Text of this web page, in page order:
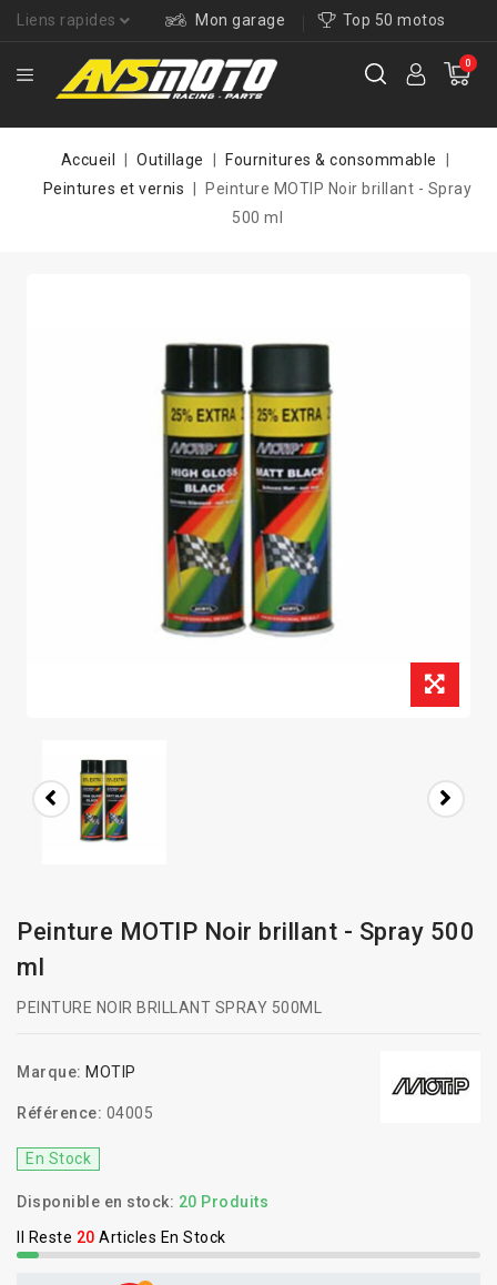
Liens rapides Mon garage Top 50 motos
0
Accueil Outillage
Fournitures & consommable
Peintures et vernis
Peinture MOTIP Noir brillant - Spray
500 ml
Peinture MOTIP Noir brillant - Spray 500
ml
PEINTURE NOIR BRILLANT SPRAY 500ML
Marque: MOTIP
Référence: 04005
En Stock
Disponible en stock: 20 Produits
Il Reste 20 Articles En Stock